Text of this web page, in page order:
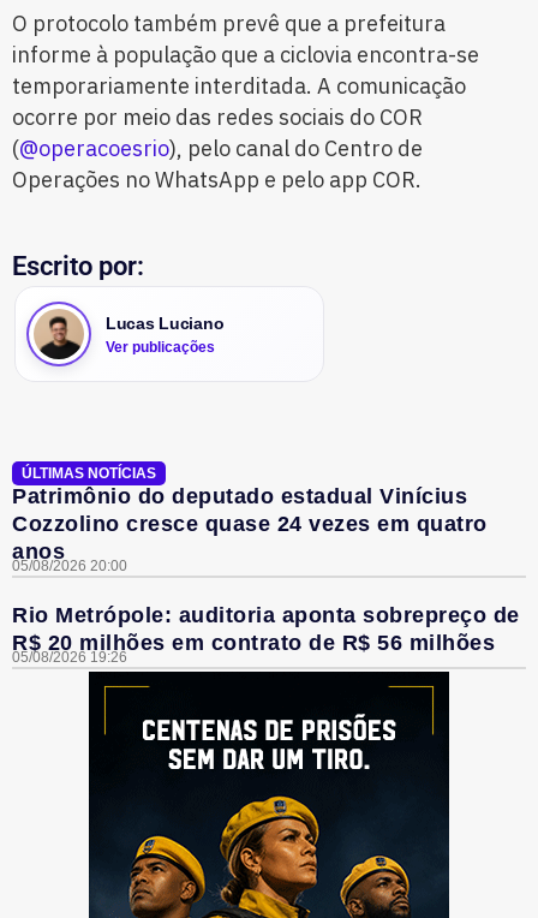
O protocolo também prevê que a prefeitura
informe à população que a ciclovia encontra-se
temporariamente interditada. A comunicação
ocorre por meio das redes sociais do COR
(@operacoesrio), pelo canal do Centro de
Operações no WhatsApp e pelo app COR.
Escrito por:
Lucas Luciano
Ver publicações
ÚLTIMAS NOTÍCIAS
Patrimônio do deputado estadual Vinícius
Cozzolino cresce quase 24 vezes em quatro
anos
05/08/2026 20:00
Rio Metrópole: auditoria aponta sobrepreço de
R$ 20 milhões em contrato de R$ 56 milhões
05/08/2026 19:26